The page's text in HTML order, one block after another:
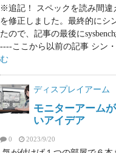
※追記！ スペックを読み間違
を修正しました。最終的にシ
たので、記事の最後に
----ここから以前の記事 シン
む
ディスプレイアーム
モニターアーム
いアイデア
0 2023/9/20